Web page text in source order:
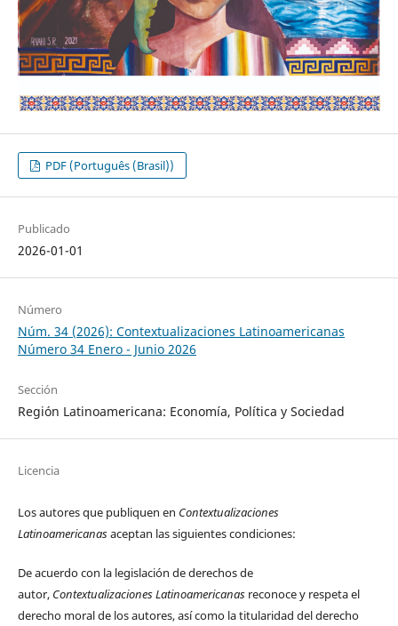
PDF (Português (Brasil))
Publicado
2026-01-01
Número
Núm. 34 (2026): Contextualizaciones Latinoamericanas
Número 34 Enero - Junio 2026
Sección
Región Latinoamericana: Economía, Política y Sociedad
Licencia
Los autores que publiquen en Contextualizaciones
Latinoamericanasaceptan las siguientes condiciones:
De acuerdo con la legislación de derechos de
autor, Contextualizaciones Latinoamericanas reconoce y respeta el
derecho moral de los autores, así como la titularidad del derecho